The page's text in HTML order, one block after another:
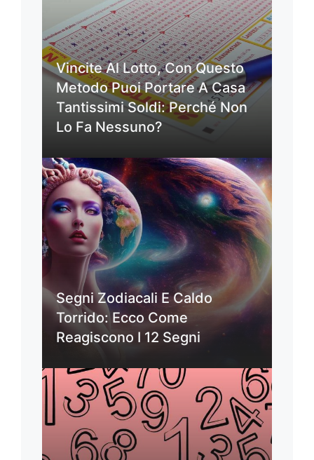
Vincite Al Lotto, Con Questo
Metodo Puoi Portare A Casa
Tantissimi Soldi: Perché Non
Lo Fa Nessuno?
Segni Zodiacali E Caldo
Torrido: Ecco Come
Reagiscono I 12 Segni